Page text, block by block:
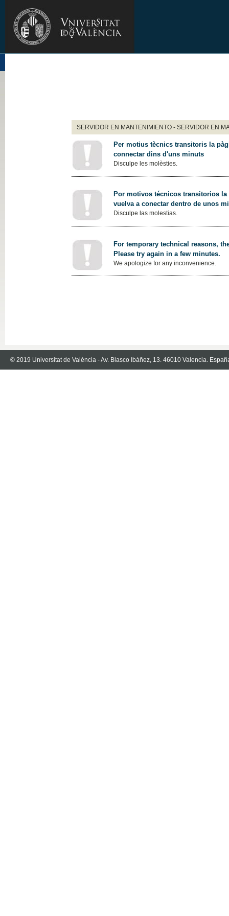
SERVIDOR EN MANTENIMIENTO - SERVIDOR EN
Per motius tècnics transitoris la
connectar dins d'uns minuts
Disculpe les molèsties.
Por motivos técnicos transitorios
vuelva a conectar dentro de unos
Disculpe las molestias.
For temporary technical reasons,
Please try again in a few minutes.
We apologize for any inconvenience.
© 2019 Universitat de València - Av. Blasco Ibáñez, 13. 46010 Valencia.